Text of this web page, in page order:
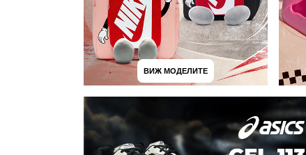
ВИЖ МОДЕЛИТЕ